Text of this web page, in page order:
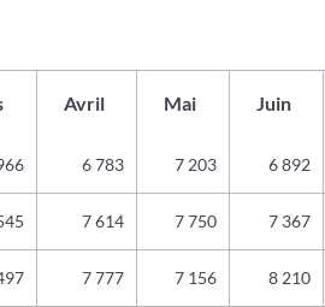
Avril Mai Juin
6 783 7 203 6 892
7 614 7 750 7 367
7 777 7 156 8 210